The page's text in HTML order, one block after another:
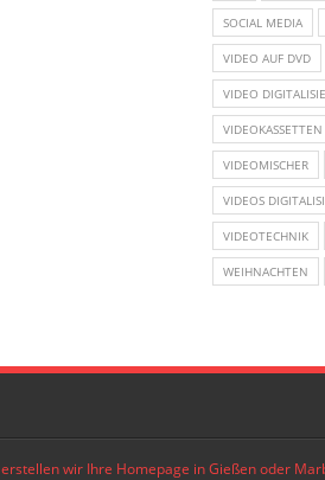
SOCIAL MEDIA
VIDEO AUF DVD
VIDEO
VIDEOMISCHER
VIDEOS
VIDEOTECHNIK
WEIHNACHTEN
erstellen wir Ihre Homepage in Gießen oder